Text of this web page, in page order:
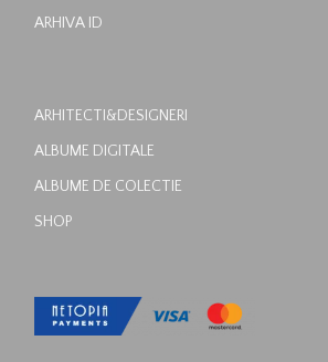
ARHIVA ID
ARHITECTI&DESIGNERI
ALBUME DIGITALE
ALBUME DE COLECTIE
SHOP